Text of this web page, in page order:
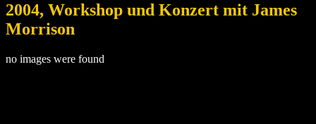
2004, Workshop und Konzert mit James
Morrison
no images were found